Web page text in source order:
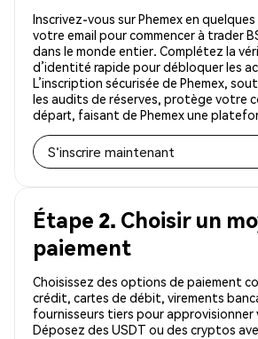
Inscrivez-vous sur Phemex en
votre email pour commencer à trader
dans le monde entier. Complétez la
d’identité rapide pour débloquer les
L’inscription sécurisée de Phemex,
les audits de réserves, protège votre
départ, faisant de Phemex une
S'inscrire maintenant
Étape 2. Choisir un
paiement
Choisissez des options de paiement
crédit, cartes de débit, virements
fournisseurs tiers pour
Déposez des USDT ou des cryptos